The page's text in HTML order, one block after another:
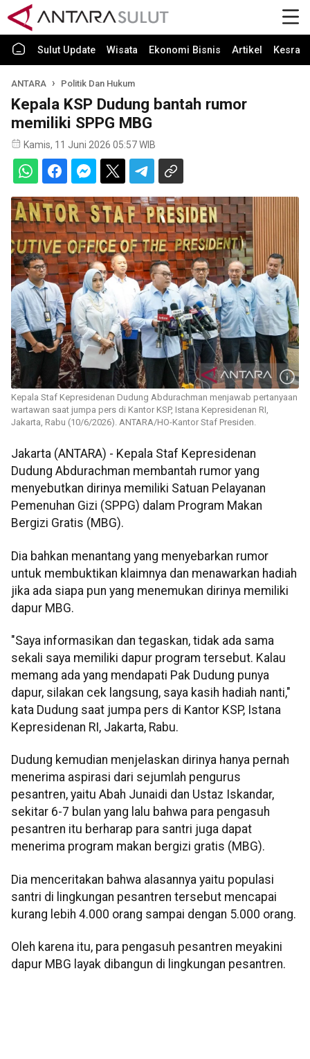
Sulut Update Wisata Ekonomi Bisnis Artikel Kesra
ANTARA Politik Dan Hukum
Kepala KSP Dudung bantah rumor
memiliki SPPG MBG
Kamis, 11 Juni 2026 05:57 WIB
Kepala Staf Kepresidenan Dudung Abdurachman menjawab pertanyaan
wartawan saat jumpa pers di Kantor KSP, Istana Kepresidenan RI,
Jakarta, Rabu (10/6/2026). ANTARA/HO-Kantor Staf Presiden.
Jakarta (ANTARA) - Kepala Staf Kepresidenan
Dudung Abdurachman membantah rumor yang
menyebutkan dirinya memiliki Satuan Pelayanan
Pemenuhan Gizi (SPPG) dalam Program Makan
Bergizi Gratis (MBG).
Dia bahkan menantang yang menyebarkan rumor
untuk membuktikan klaimnya dan menawarkan hadiah
jika ada siapa pun yang menemukan dirinya memiliki
dapur MBG.
"Saya informasikan dan tegaskan, tidak ada sama
sekali saya memiliki dapur program tersebut. Kalau
memang ada yang mendapati Pak Dudung punya
dapur, silakan cek langsung, saya kasih hadiah nanti,"
kata Dudung saat jumpa pers di Kantor KSP, Istana
Kepresidenan RI, Jakarta, Rabu.
Dudung kemudian menjelaskan dirinya hanya pernah
menerima aspirasi dari sejumlah pengurus
pesantren, yaitu Abah Junaidi dan Ustaz Iskandar,
sekitar 6-7 bulan yang lalu bahwa para pengasuh
pesantren itu berharap para santri juga dapat
menerima program makan bergizi gratis (MBG).
Dia menceritakan bahwa alasannya yaitu populasi
santri di lingkungan pesantren tersebut mencapai
kurang lebih 4.000 orang sampai dengan 5.000 orang.
Oleh karena itu, para pengasuh pesantren meyakini
dapur MBG layak dibangun di lingkungan pesantren.